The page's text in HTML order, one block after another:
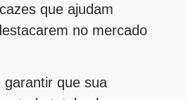
que ajudam
no mercado
garantir que sua